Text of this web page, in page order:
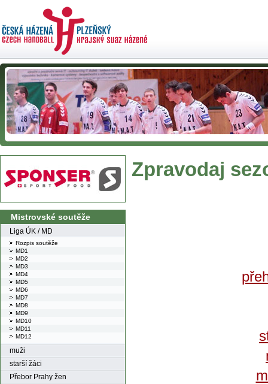
Mistrovské soutěže
Liga ÚK / MD
Rozpis soutěže
MD1
MD2
MD3
MD4
MD5
MD6
MD7
MD8
MD9
MD10
MD11
MD12
muži
starší žáci
Přebor Prahy žen
Zpravodaj